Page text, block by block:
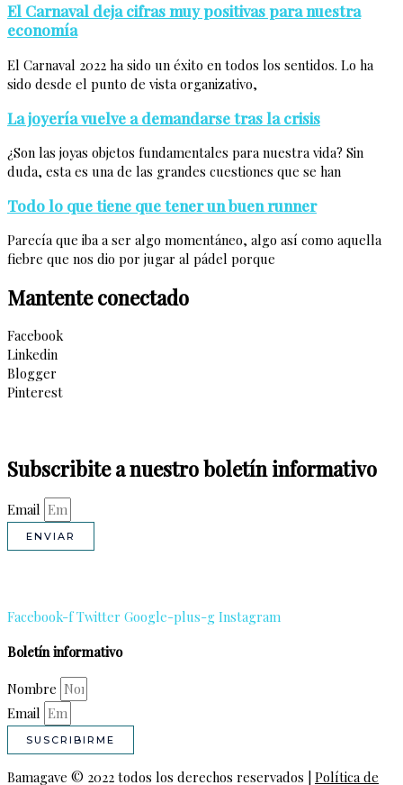
El Carnaval deja cifras muy positivas para nuestra
economía
El Carnaval 2022 ha sido un éxito en todos los sentidos. Lo ha
sido desde el punto de vista organizativo,
La joyería vuelve a demandarse tras la crisis
¿Son las joyas objetos fundamentales para nuestra vida? Sin
duda, esta es una de las grandes cuestiones que se han
Todo lo que tiene que tener un buen runner
Parecía que iba a ser algo momentáneo, algo así como aquella
fiebre que nos dio por jugar al pádel porque
Mantente conectado
Facebook
Linkedin
Blogger
Pinterest
Subscribite a nuestro boletín informativo
Email
ENVIAR
Facebook-f Twitter Google-plus-g Instagram
Boletín informativo
Nombre
Email
SUSCRIBIRME
Bamagave © 2022 todos los derechos reservados | Política de